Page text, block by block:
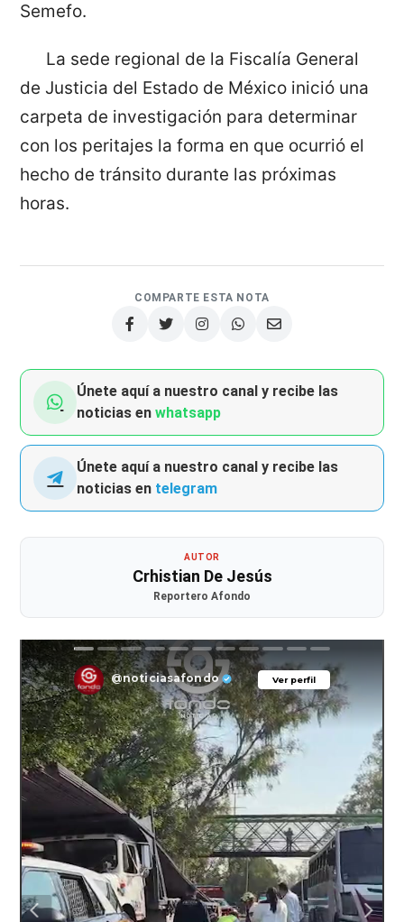
Semefo.
La sede regional de la Fiscalía General
de Justicia del Estado de México inició una
carpeta de investigación para determinar
con los peritajes la forma en que ocurrió el
hecho de tránsito durante las próximas
horas.
COMPARTE ESTA NOTA
Únete aquí a nuestro canal y recibe las
noticias enwhatsapp
Únete aquí a nuestro canal y recibe las
noticias en telegram
AUTOR
Crhistian De Jesús
Reportero Afondo
Ver perfil
@noticiasafondo Ver perfil